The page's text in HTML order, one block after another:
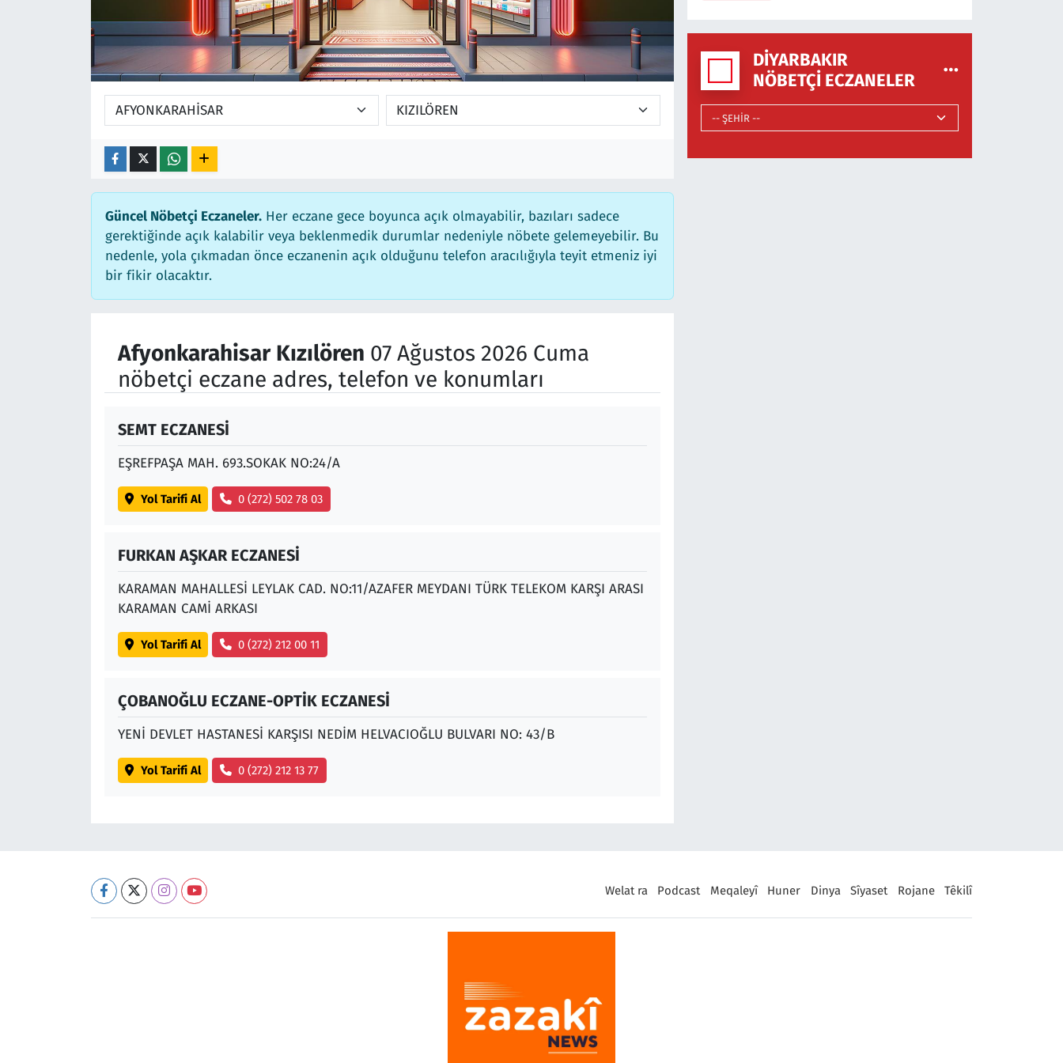
Güncel Nöbetçi Eczaneler.Her eczane gece boyunca açık olmayabilir, bazıları sadece
gerektiğinde açık kalabilir veya beklenmedik durumlar nedeniyle nöbete gelemeyebilir. Bu
nedenle, yola çıkmadan önce eczanenin açık olduğunu telefon aracılığıyla teyit etmeniz iyi
bir fikir olacaktır.
Afyonkarahisar Kızılören 07 Ağustos 2026 Cuma
nöbetçi eczane adres, telefon ve konumları
SEMT ECZANESİ
EŞREFPAŞA MAH. 693.SOKAK NO:24/A
Yol Tarifi Al 0 (272) 502 78 03
FURKAN AŞKAR ECZANESİ
KARAMAN MAHALLESİ LEYLAK CAD. NO:11/AZAFER MEYDANI TÜRK TELEKOM KARŞI ARASI
KARAMAN CAMİ ARKASI
Yol Tarifi Al 0 (272) 212 00 11
ÇOBANOĞLU ECZANE-OPTİK ECZANESİ
YENİ DEVLET HASTANESİ KARŞISI NEDİM HELVACIOĞLU BULVARI NO: 43/B
Yol Tarifi Al 0 (272) 212 13 77
DIYARBAKIR
NÖBETÇI ECZANELER
Welat ra Podcast Meqaleyî Huner Dinya Sîyaset Rojane Têkilî